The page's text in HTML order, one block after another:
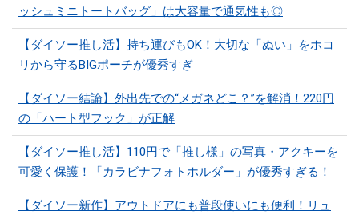
ッシュミニトートバッグ」は大容量で通気性も◎
【ダイソー推し活】持ち運びもOK！大切な「ぬい」をホコ
リから守るBIGポーチが優秀すぎ
【ダイソー結論】外出先での“メガネどこ？”を解消！220円
の「ハート型フック」が正解
【ダイソー推し活】110円で「推し様」の写真・アクキーを
可愛く保護！「カラビナフォトホルダー」が優秀すぎる！
【ダイソー新作】アウトドアにも普段使いにも便利！リュ